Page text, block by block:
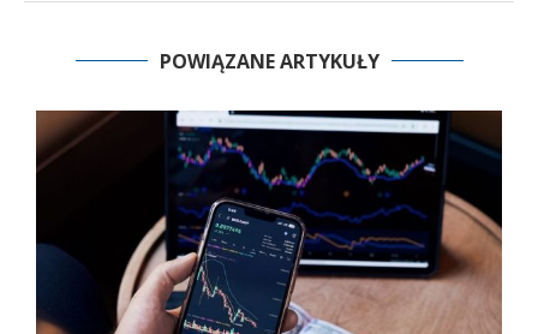
POWIĄZANE ARTYKUŁY